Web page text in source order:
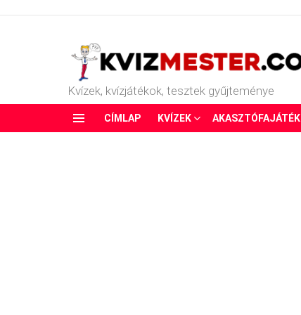
Kvízek, kvízjátékok, tesztek gyűjteménye
CÍMLAP KVÍZEK AKASZTÓFAJÁTÉK